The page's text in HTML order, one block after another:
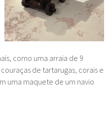
como uma arraia de 9
de tartarugas, corais e
uma maquete de um navio